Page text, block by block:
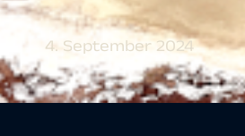
4. September 2024